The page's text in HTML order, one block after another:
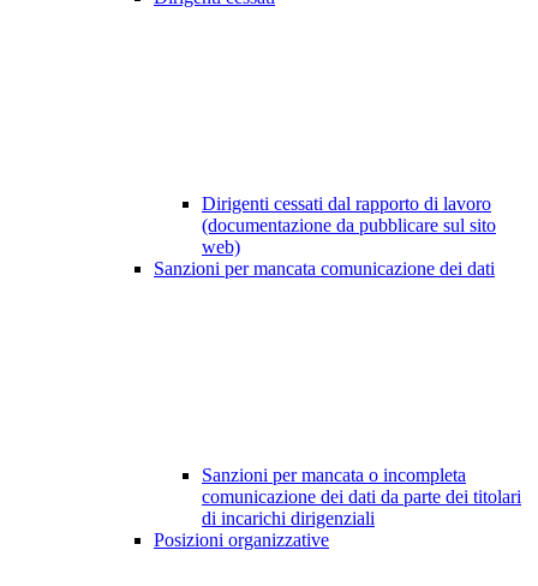
Dirigenti cessati dal rapporto di lavoro
(documentazione da pubblicare sul sito
web)
Sanzioni per mancata comunicazione dei dati
Sanzioni per mancata o incompleta
comunicazione dei dati da parte dei titolari
di incarichi dirigenziali
Posizioni organizzative